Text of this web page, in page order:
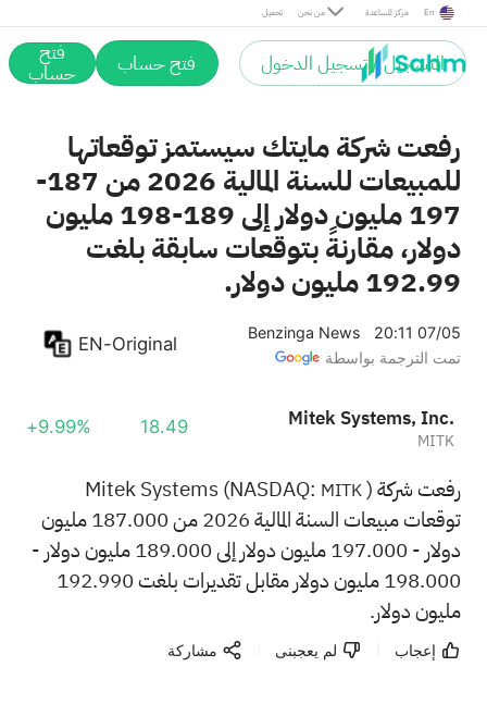
تحميل من نحن مركز المساعدة En
التسجيل / تسجيل الدخول فتح حساب فتح
حساب
رفعت شركة مايتك سيستمز توقعاتها
للمبيعات للسنة المالية 2026 من 187-
197 مليون دولار إلى 189-198 مليون
دولار، مقارنةً بتوقعات سابقة بلغت
192.99 مليون دولار.
Benzinga News
20:11 07/05
تمت الترجمة بواسطة
EN-Original
Mitek Systems, Inc.
MITK
18.49
+9.99%
رفعت شركة Mitek Systems (NASDAQ: MITK)
توقعات مبيعات السنة المالية 2026 من 187.000 مليون
دولار - 197.000 مليون دولار إلى 189.000 مليون دولار -
198.000 مليون دولار مقابل تقديرات بلغت 192.990
مليون دولار.
إعجاب لم يعجبنى مشاركة